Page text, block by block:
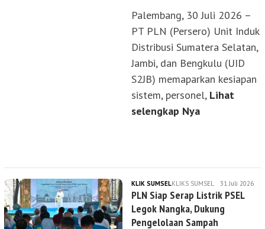
Palembang, 30 Juli 2026 –
PT PLN (Persero) Unit Induk
Distribusi Sumatera Selatan,
Jambi, dan Bengkulu (UID
S2JB) memaparkan kesiapan
sistem, personel, Lihat
selengkap Nya
KLIK SUMSELKLIKS SUMSEL 31 Juli 2026
PLN Siap Serap Listrik PSEL
Legok Nangka, Dukung
Pengelolaan Sampah